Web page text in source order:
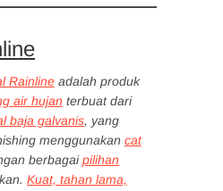
Rainlineadalah produk
air hujanterbuat dari
baja galvanis, yang
menggunakan cat
berbagaipilihan
Kuat, tahan lama,